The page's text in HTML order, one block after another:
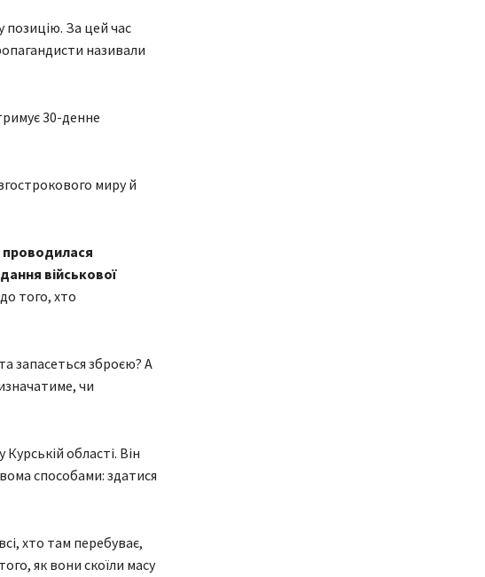
позицію. За цей час
називали
30-денне
миру й
проводилася
військової
того, хто
запасеться зброєю? А
чи
області. Він
способами: здатися
хто там перебуває,
як вони скоїли масу